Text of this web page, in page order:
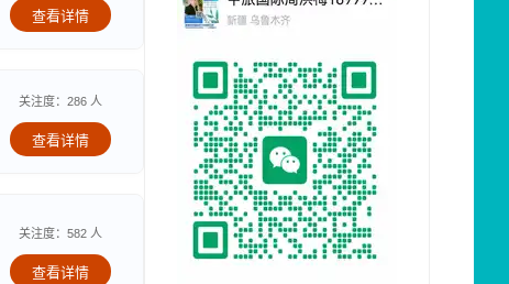
查看详情
关注度：286 人
查看详情
关注度：582 人
查看详情